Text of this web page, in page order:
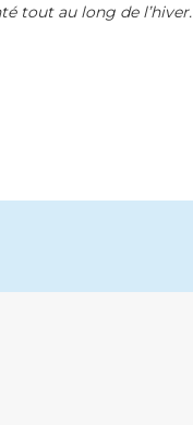
tout au long de l’hiver.